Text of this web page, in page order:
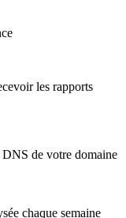
les rapports
de votre domaine
chaque semaine